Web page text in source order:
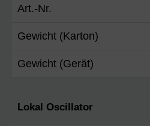
Art.-Nr.
Gewicht (Karton)
Gewicht (Gerät)
Lokal Oscillator